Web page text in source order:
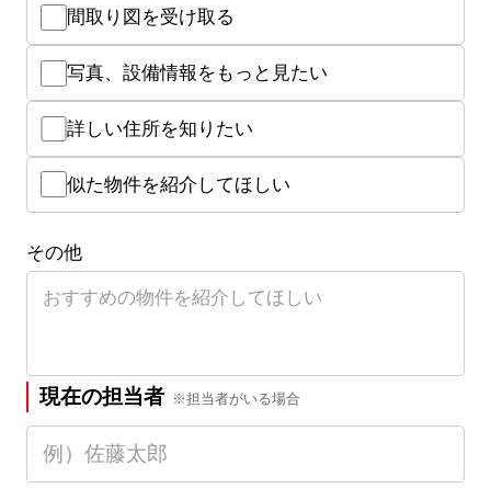
間取り図を受け取る
写真、設備情報をもっと見たい
詳しい住所を知りたい
似た物件を紹介してほしい
その他
現在の担当者 ※担当者がいる場合